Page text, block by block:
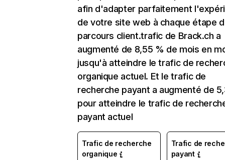
afin d'adapter parfaitement
de votre site web à chaque étape
parcours client.trafic de Brack.ch a
augmenté de 8,55 % de mois en
jusqu'à atteindre le trafic de
organique actuel. Et le trafic de
recherche payant a augmenté de
pour atteindre le trafic de
payant actuel
Trafic de recherche
organique
Trafic de
payant